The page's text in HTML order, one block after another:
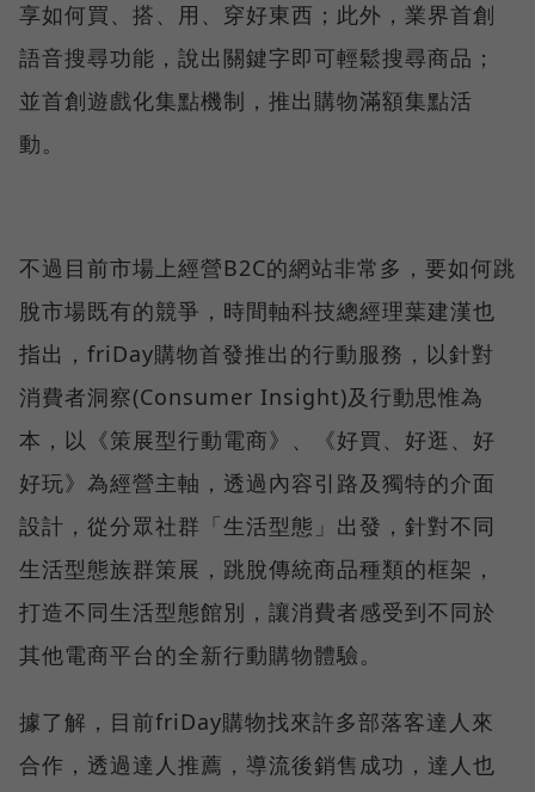
享如何買、搭、用、穿好東西；此外，業界首創
語音搜尋功能，說出關鍵字即可輕鬆搜尋商品；
並首創遊戲化集點機制，推出購物滿額集點活
動。
不過目前市場上經營B2C的網站非常多，要如何跳
脫市場既有的競爭，時間軸科技總經理葉建漢也
指出，friDay購物首發推出的行動服務，以針對
消費者洞察(Consumer Insight)及行動思惟為
本，以《策展型行動電商》、《好買、好逛、好
好玩》為經營主軸，透過內容引路及獨特的介面
設計，從分眾社群「生活型態」出發，針對不同
生活型態族群策展，跳脫傳統商品種類的框架，
打造不同生活型態館別，讓消費者感受到不同於
其他電商平台的全新行動購物體驗。
據了解，目前friDay購物找來許多部落客達人來
合作，透過達人推薦，導流後銷售成功，達人也